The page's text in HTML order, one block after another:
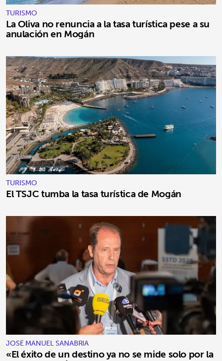
TURISMO
La Oliva no renuncia a la tasa turística pese a su
anulación en Mogán
TURISMO
El TSJC tumba la tasa turística de Mogán
JOSÉ MANUEL SANABRIA
«El éxito de un destino ya no se mide solo por la